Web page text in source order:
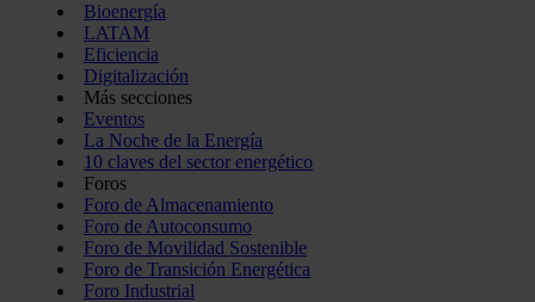
Bioenergía
LATAM
Eficiencia
Digitalización
Más secciones
Eventos
La Noche de la Energía
10 claves del sector energético
Foros
Foro de Almacenamiento
Foro de Autoconsumo
Foro de Movilidad Sostenible
Foro de Transición Energética
Foro Industrial